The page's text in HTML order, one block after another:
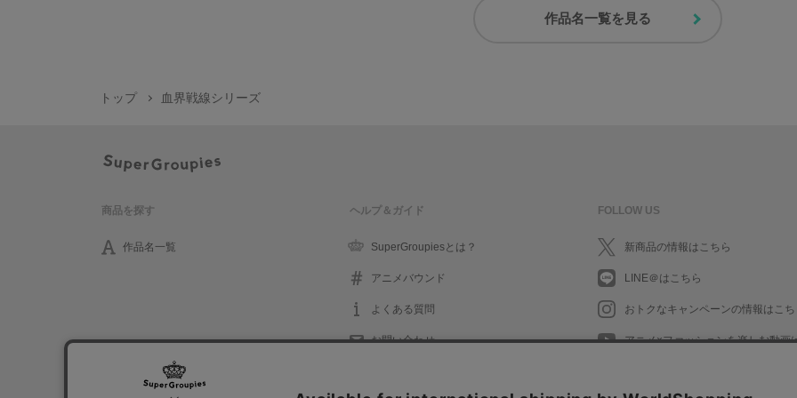
作品名一覧を見る
トップ 血界戦線シリーズ
商品を探す
作品名一覧
ヘルプ＆ガイド
SuperGroupiesとは？
アニメバウンド
よくある質問
お問い合わせ
FOLLOW US
新商品の情報はこちら
LINE＠はこちら
おトクなキャンペーンの情報はこち
アニメ×ファッションを楽しむ動画